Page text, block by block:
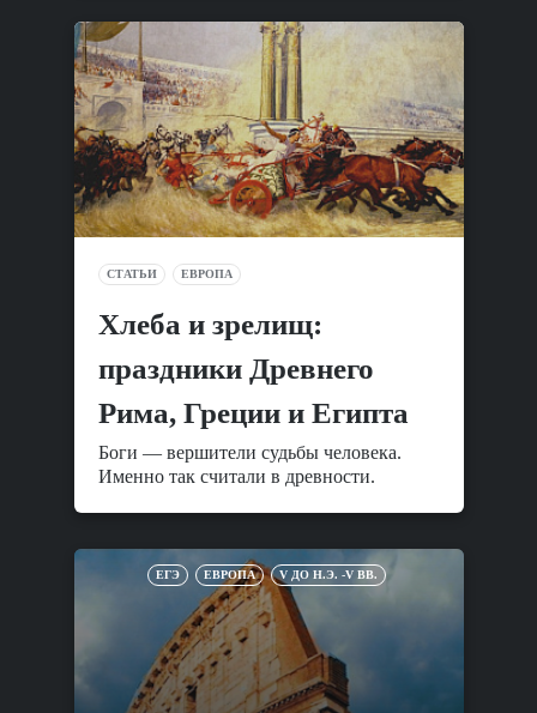
СТАТЬИ ЕВРОПА
Хлеба и зрелищ:
праздники Древнего
Рима, Греции и Египта
Боги — вершители судьбы человека.
Именно так считали в древности.
ЕГЭ ЕВРОПА V ДО Н.Э. -V ВВ.